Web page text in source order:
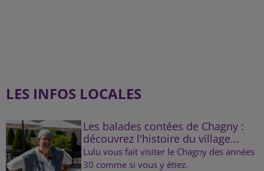
LES INFOS LOCALES
Les balades contées de Chagny :
découvrez l'histoire du village...
Lulu vous fait visiter le Chagny des années
30 comme si vous y étiez.